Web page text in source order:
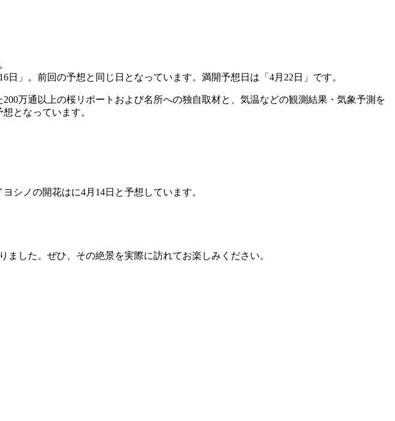
日」 。前回の予想と同じ日となっています。満開予想日は「4月22日」です。
万通以上の桜リポートおよび名所への独自取材と、気温などの観測結果・気象予測を
となっています。
シノの開花はに4月14日と予想しています。
した。ぜひ、その絶景を実際に訪れてお楽しみください。